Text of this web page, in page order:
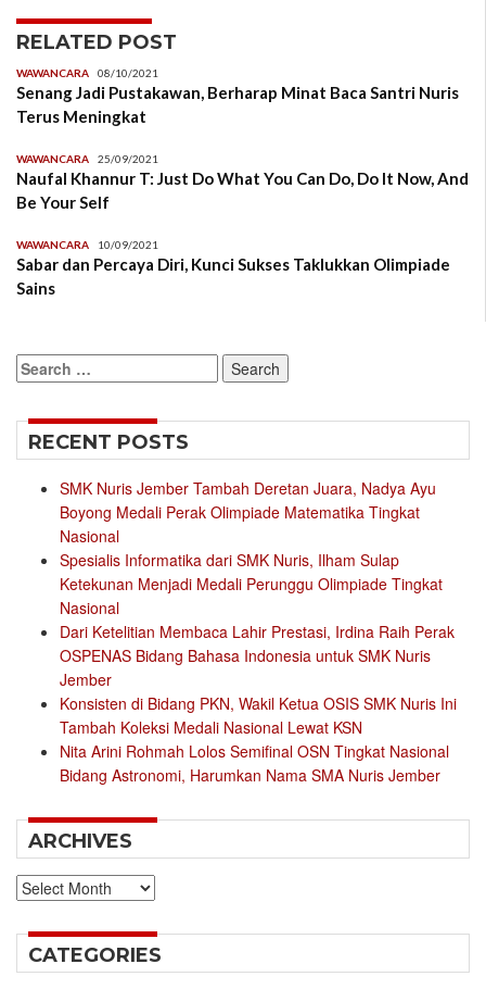
RELATED POST
WAWANCARA 08/10/2021
Senang Jadi Pustakawan, Berharap Minat Baca Santri Nuris
Terus Meningkat
WAWANCARA 25/09/2021
Naufal Khannur T: Just Do What You Can Do, Do It Now, And
Be Your Self
WAWANCARA 10/09/2021
Sabar dan Percaya Diri, Kunci Sukses Taklukkan Olimpiade
Sains
Search
for:
RECENT POSTS
SMK Nuris Jember Tambah Deretan Juara, Nadya Ayu
Boyong Medali Perak Olimpiade Matematika Tingkat
Nasional
Spesialis Informatika dari SMK Nuris, Ilham Sulap
Ketekunan Menjadi Medali Perunggu Olimpiade Tingkat
Nasional
Dari Ketelitian Membaca Lahir Prestasi, Irdina Raih Perak
OSPENAS Bidang Bahasa Indonesia untuk SMK Nuris
Jember
Konsisten di Bidang PKN, Wakil Ketua OSIS SMK Nuris Ini
Tambah Koleksi Medali Nasional Lewat KSN
Nita Arini Rohmah Lolos Semifinal OSN Tingkat Nasional
Bidang Astronomi, Harumkan Nama SMA Nuris Jember
ARCHIVES
Archives
CATEGORIES